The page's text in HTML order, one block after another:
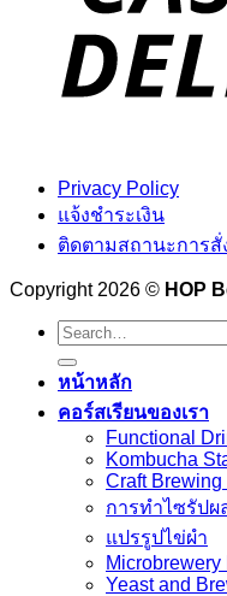
Privacy Policy
แจ้งชำระเงิน
ติดตามสถานะการสั่
Copyright 2026 © HOP
Search
for:
หน้าหลัก
คอร์สเรียนของเรา
Functional
Kombucha
Craft Brewing
การทำไซรัปผ
แปรรูปไข่ผำ
Microbrewery
Yeast and